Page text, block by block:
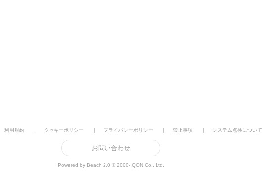
利用規約 クッキーポリシー プライバシーポリシー 禁止事項 システム点検について
お問い合わせ
Powered by Beach 2.0 © 2000- QON Co., Ltd.